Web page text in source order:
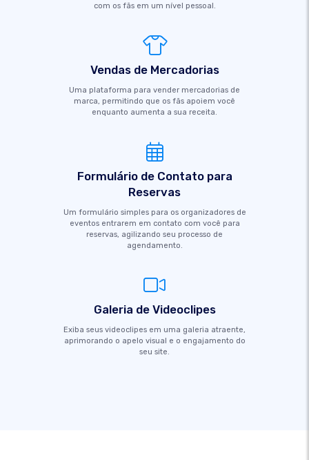
com os fãs em um nível pessoal.
Vendas de Mercadorias
Uma plataforma para vender mercadorias de
marca, permitindo que os fãs apoiem você
enquanto aumenta a sua receita.
Formulário de Contato para
Reservas
Um formulário simples para os organizadores de
eventos entrarem em contato com você para
reservas, agilizando seu processo de
agendamento.
Galeria de Videoclipes
Exiba seus videoclipes em uma galeria atraente,
aprimorando o apelo visual e o engajamento do
seu site.